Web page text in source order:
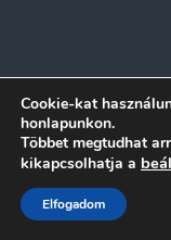
Cookie-kat
honlapunkon.
Többet megtudhat
kikapcsolhatja a
Elfogadom